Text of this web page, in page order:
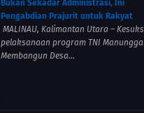
Bukan Sekadar Administrasi, Ini
Pengabdian Prajurit untuk Rakyat
MALINAU, Kalimantan Utara –
pelaksanaan program TNI
Membangun Desa...